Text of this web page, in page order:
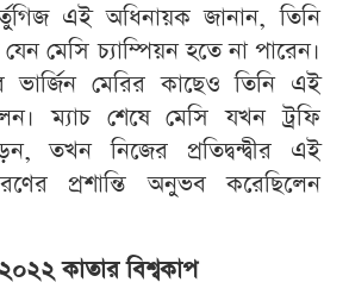
এই অধিনায়ক জানান, তিনি
যেন মেসি চ্যাম্পিয়ন হতে না পারেন।
ভার্জিন মেরির কাছেও তিনি এই
ম্যাচ শেষে মেসি যখন ট্রফি
তখন নিজের প্রতিদ্বন্দ্বীর এই
প্রশান্তি অনুভব করেছিলেন
কাতার বিশ্বকাপ